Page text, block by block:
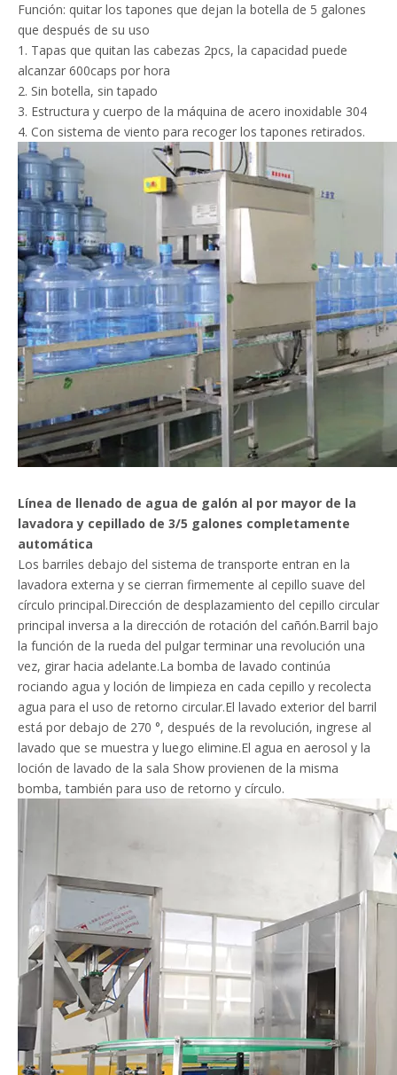
Función: quitar los tapones que dejan la botella de 5 galones
que después de su uso
1. Tapas que quitan las cabezas 2pcs, la capacidad puede
alcanzar 600caps por hora
2. Sin botella, sin tapado
3. Estructura y cuerpo de la máquina de acero inoxidable 304
4. Con sistema de viento para recoger los tapones retirados.
Línea de llenado de agua de galón al por mayor de la
lavadora y cepillado de 3/5 galones completamente
automática
Los barriles debajo del sistema de transporte entran en la
lavadora externa y se cierran firmemente al cepillo suave del
círculo principal.Dirección de desplazamiento del cepillo circular
principal inversa a la dirección de rotación del cañón.Barril bajo
la función de la rueda del pulgar terminar una revolución una
vez, girar hacia adelante.La bomba de lavado continúa
rociando agua y loción de limpieza en cada cepillo y recolecta
agua para el uso de retorno circular.El lavado exterior del barril
está por debajo de 270 °, después de la revolución, ingrese al
lavado que se muestra y luego elimine.El agua en aerosol y la
loción de lavado de la sala Show provienen de la misma
bomba, también para uso de retorno y círculo.